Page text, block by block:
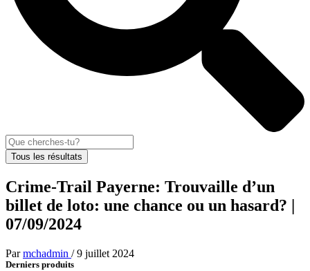
Tous les résultats
Crime-Trail Payerne: Trouvaille d’un
billet de loto: une chance ou un hasard? |
07/09/2024
Parmchadmin /9 juillet 2024
Derniers produits